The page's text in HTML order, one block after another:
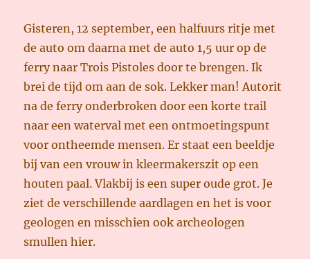
Gisteren, 12 september, een halfuurs ritje met
de auto om daarna met de auto 1,5 uur op de
ferry naar Trois Pistoles door te brengen. Ik
brei de tijd om aan de sok. Lekker man! Autorit
na de ferry onderbroken door een korte trail
naar een waterval met een ontmoetingspunt
voor ontheemde mensen. Er staat een beeldje
bij van een vrouw in kleermakerszit op een
houten paal. Vlakbij is een super oude grot. Je
ziet de verschillende aardlagen en het is voor
geologen en misschien ook archeologen
smullen hier.